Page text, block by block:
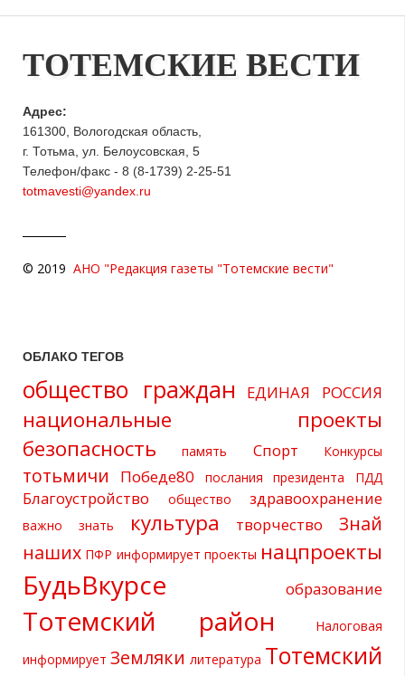
ТОТЕМСКИЕ ВЕСТИ
Адрес:
161300, Вологодская область,
г. Тотьма, ул. Белоусовская, 5
Телефон/факс - 8 (8-1739) 2-25-51
totmavesti@yandex.ru
© 2019 АНО "Редакция газеты "Тотемские вести"
ОБЛАКО ТЕГОВ
общество граждан ЕДИНАЯ РОССИЯ
национальные проекты
безопасность
память Спорт Конкурсы
тотьмичи Победе80 послания президента ПДД
Благоустройство общество здравоохранение
важно знать культура творчество
Знай
наших ПФР информирует проекты нацпроекты
БудьВкурсе образование
Тотемский район
Налоговая
информирует Земляки литература Тотемский